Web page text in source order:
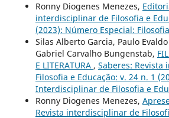
Ronny Diogenes Menezes,
interdisciplinar de Filosofia e
(2023): Número Especial:
Silas Alberto Garcia, Paulo
Gabriel Carvalho Bungenstab,
E LITERATURA , Saberes:
Filosofia e Educação: v. 24 n. 1
Interdisciplinar de Filosofia e
Ronny Diogenes Menezes,
Revista interdisciplinar de